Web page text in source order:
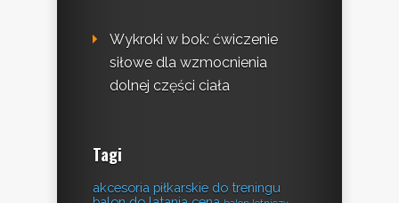
Wykroki w bok: ćwiczenie
siłowe dla wzmocnienia
dolnej części ciała
Tagi
akcesoria piłkarskie do treningu